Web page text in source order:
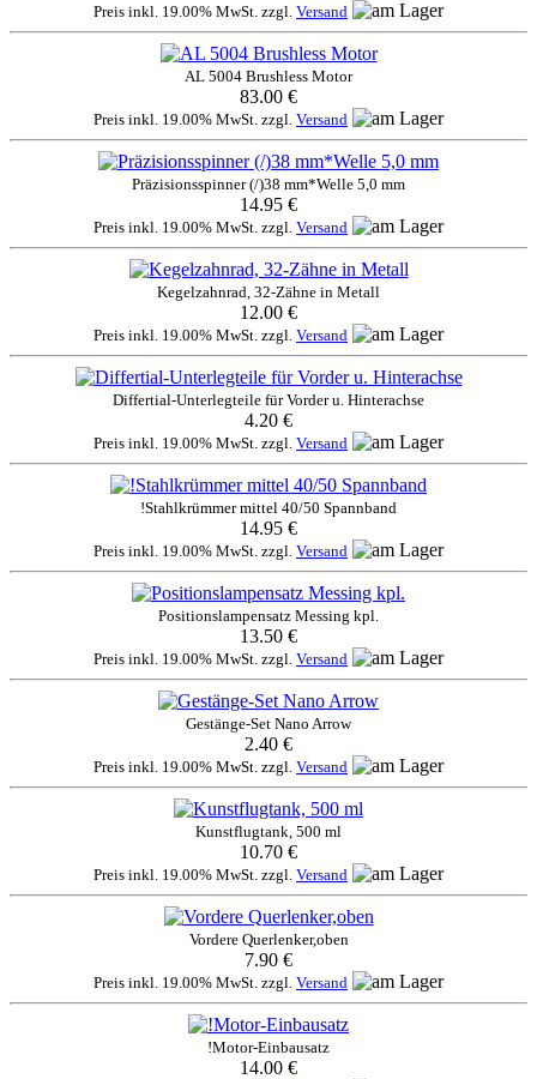
Preis inkl. 19.00% MwSt. zzgl. Versand
AL 5004 Brushless Motor
83.00 €
Preis inkl. 19.00% MwSt. zzgl. Versand
Präzisionsspinner (/)38 mm*Welle 5,0 mm
14.95 €
Preis inkl. 19.00% MwSt. zzgl. Versand
Kegelzahnrad, 32-Zähne in Metall
12.00 €
Preis inkl. 19.00% MwSt. zzgl. Versand
Differtial-Unterlegteile für Vorder u. Hinterachse
4.20 €
Preis inkl. 19.00% MwSt. zzgl. Versand
!Stahlkrümmer mittel 40/50 Spannband
14.95 €
Preis inkl. 19.00% MwSt. zzgl. Versand
Positionslampensatz Messing kpl.
13.50 €
Preis inkl. 19.00% MwSt. zzgl. Versand
Gestänge-Set Nano Arrow
2.40 €
Preis inkl. 19.00% MwSt. zzgl. Versand
Kunstflugtank, 500 ml
10.70 €
Preis inkl. 19.00% MwSt. zzgl. Versand
Vordere Querlenker,oben
7.90 €
Preis inkl. 19.00% MwSt. zzgl. Versand
!Motor-Einbausatz
14.00 €